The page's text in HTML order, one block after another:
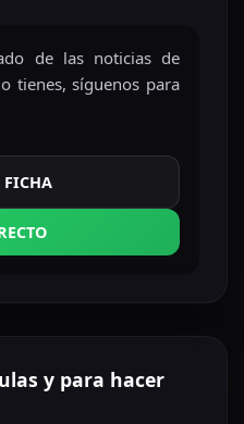
de las noticias de
tienes, síguenos para
y para hacer